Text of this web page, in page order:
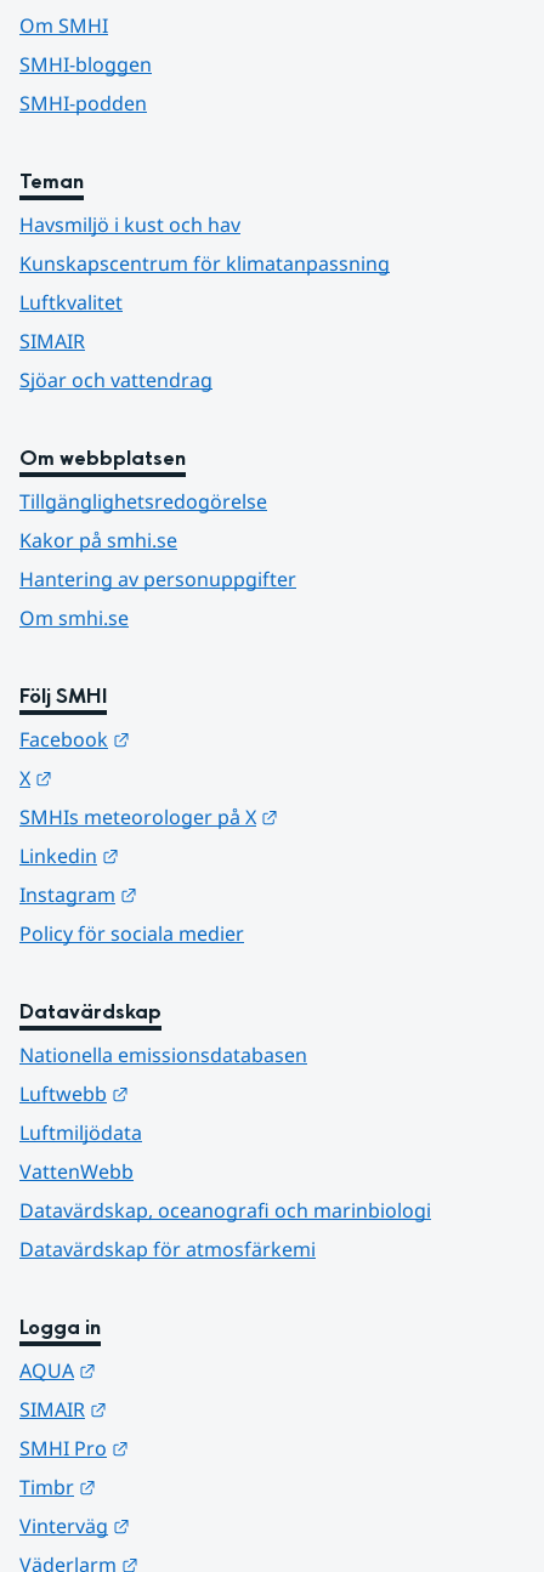
Om SMHI
SMHI-bloggen
SMHI-podden
Teman
Havsmiljö i kust och hav
Kunskapscentrum för klimatanpassning
Luftkvalitet
SIMAIR
Sjöar och vattendrag
Om webbplatsen
Tillgänglighetsredogörelse
Kakor på smhi.se
Hantering av personuppgifter
Om smhi.se
Följ SMHI
Facebook
X
SMHIs meteorologer på X
Linkedin
Instagram
Policy för sociala medier
Datavärdskap
Nationella emissionsdatabasen
Luftwebb
Luftmiljödata
VattenWebb
Datavärdskap, oceanografi och marinbiologi
Datavärdskap för atmosfärkemi
Logga in
AQUA
SIMAIR
SMHI Pro
Timbr
Vinterväg
Väderlarm